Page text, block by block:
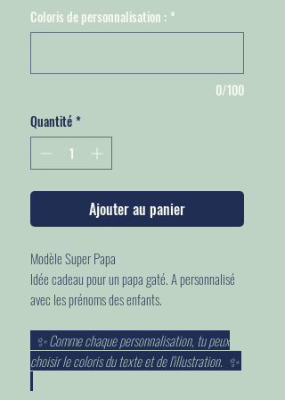
Coloris de personnalisation : *
0/100
Quantité*
Ajouter au panier
Modèle Super Papa
Idée cadeau pour un papa gaté. A personnalisé
avec les prénoms des enfants.
✨ Comme chaque personnalisation, tu peux
choisir le coloris du texte et de l'illustration. ✨